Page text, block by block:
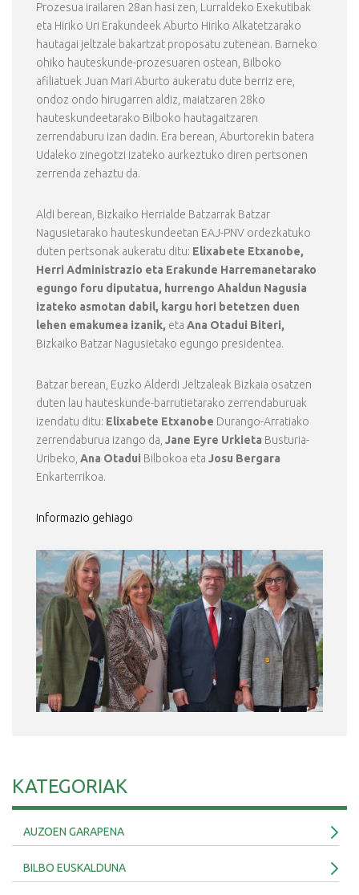
Prozesua irailaren 28an hasi zen, Lurraldeko Exekutibak
eta Hiriko Uri Erakundeek Aburto Hiriko Alkatetzarako
hautagai jeltzale bakartzat proposatu zutenean. Barneko
ohiko hauteskunde-prozesuaren ostean, Bilboko
afiliatuek Juan Mari Aburto aukeratu dute berriz ere,
ondoz ondo hirugarren aldiz, maiatzaren 28ko
hauteskundeetarako Bilboko hautagaitzaren
zerrendaburu izan dadin. Era berean, Aburtorekin batera
Udaleko zinegotzi izateko aurkeztuko diren pertsonen
zerrenda zehaztu da.
Aldi berean, Bizkaiko Herrialde Batzarrak Batzar
Nagusietarako hauteskundeetan EAJ-PNV ordezkatuko
duten pertsonak aukeratu ditu: Elixabete Etxanobe,
Herri Administrazio eta Erakunde Harremanetarako
egungo foru diputatua, hurrengo Ahaldun Nagusia
izateko asmotan dabil, kargu hori betetzen duen
lehen emakumea izanik, eta Ana Otadui Biteri,
Bizkaiko Batzar Nagusietako egungo presidentea.
Batzar berean, Euzko Alderdi Jeltzaleak Bizkaia osatzen
duten lau hauteskunde-barrutietarako zerrendaburuak
izendatu ditu: Elixabete Etxanobe Durango-Arratiako
zerrendaburua izango da, Jane Eyre Urkieta Busturia-
Uribeko, Ana Otadui Bilbokoa eta Josu Bergara
Enkarterrikoa.
Informazio gehiago
KATEGORIAK
AUZOEN GARAPENA
BILBO EUSKALDUNA